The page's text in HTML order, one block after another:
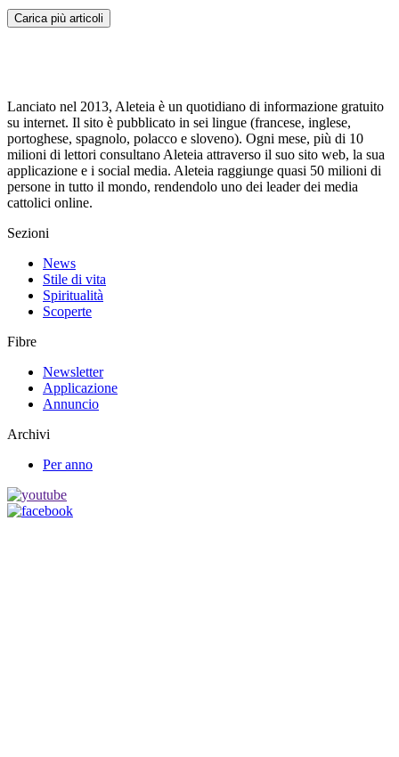
Carica più articoli
Lanciato nel 2013, Aleteia è un quotidiano di informazione gratuito
su internet. Il sito è pubblicato in sei lingue (francese, inglese,
portoghese, spagnolo, polacco e sloveno). Ogni mese, più di 10
milioni di lettori consultano Aleteia attraverso il suo sito web, la sua
applicazione e i social media. Aleteia raggiunge quasi 50 milioni di
persone in tutto il mondo, rendendolo uno dei leader dei media
cattolici online.
Sezioni
News
Stile di vita
Spiritualità
Scoperte
Fibre
Newsletter
Applicazione
Annuncio
Archivi
Per anno